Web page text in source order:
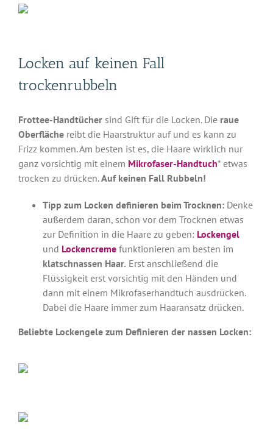
Locken auf keinen Fall
trockenrubbeln
Frottee-Handtüchersind Gift für die Locken. Die raue
Oberflächereibt die Haarstruktur auf und es kann zu
Frizz kommen. Am besten ist es, die Haare wirklich nur
ganz vorsichtig mit einem Mikrofaser-Handtuch* etwas
trocken zu drücken.Auf keinen Fall Rubbeln!
Tipp zum Locken definieren beim Trocknen:Denke
außerdem daran, schon vor dem Trocknen etwas
zur Definition in die Haare zu geben: Lockengel
und Lockencreme funktionieren am besten im
klatschnassen Haar. Erst anschließend die
Flüssigkeit erst vorsichtig mit den Händen und
dann mit einem Mikrofaserhandtuch ausdrücken.
Dabei die Haare immer zum Haaransatz drücken.
Beliebte Lockengele zum Definieren der nassen Locken: